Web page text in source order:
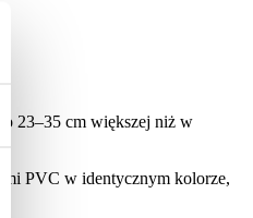
23–35 cm większej niż w
PVC w identycznym kolorze,